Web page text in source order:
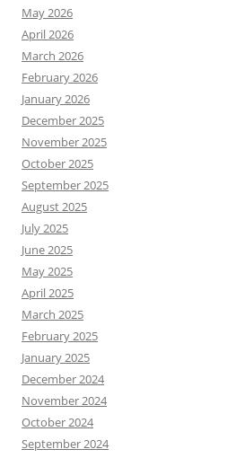
May 2026
April 2026
March 2026
February 2026
January 2026
December 2025
November 2025
October 2025
September 2025
August 2025
July 2025
June 2025
May 2025
April 2025
March 2025
February 2025
January 2025
December 2024
November 2024
October 2024
September 2024